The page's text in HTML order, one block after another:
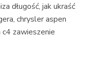
długość, jak ukraść
chrysler aspen
zawieszenie